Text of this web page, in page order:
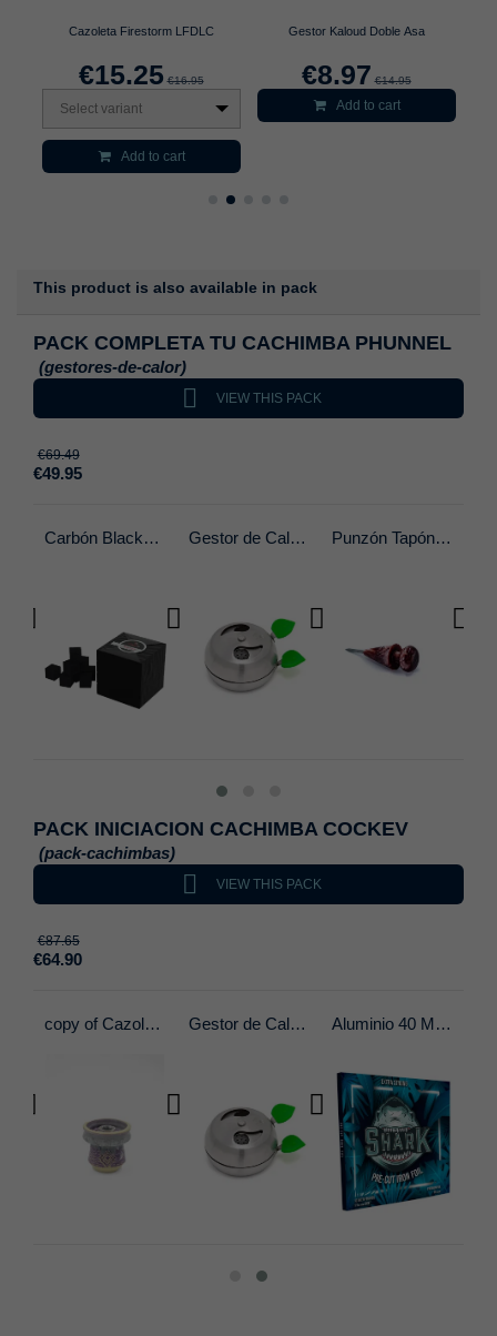
Cazoleta Firestorm LFDLC
€15.25 €16.95
Select variant
Add to cart
Gestor Kaloud Doble Asa
€8.97 €14.95
Add to cart
This product is also available in pack
PACK COMPLETA TU CACHIMBA PHUNNEL
(gestores-de-calor)
 VIEW THIS PACK
€69.49
€49.95
Carbón BlackCoco 1kg Gestor de Calor Provost - 2.0 Punzón Tapón Phunnel
PACK INICIACION CACHIMBA COCKEV
(pack-cachimbas)
 VIEW THIS PACK
€87.65
€64.90
copy of Cazoleta Bakkali Atlantis Gestor de Calor Provost - 2.0 Aluminio 40 Micras Precortado 50 uds